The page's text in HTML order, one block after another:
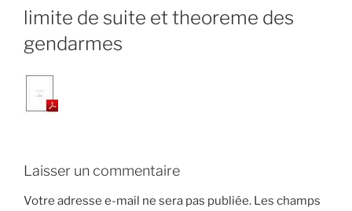
limite de suite et theoreme des
gendarmes
Laisser un commentaire
Votre adresse e-mail ne sera pas publiée. Les champs